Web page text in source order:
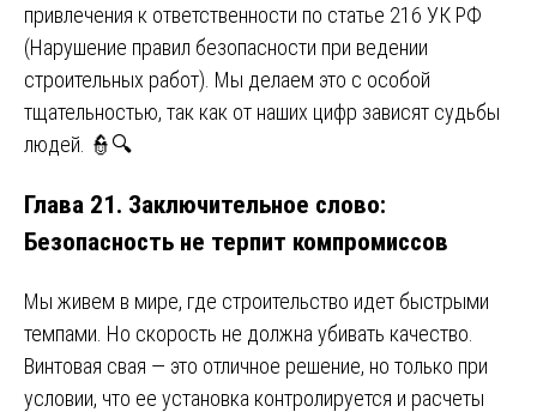
привлечения к ответственности по статье 216 УК РФ
(Нарушение правил безопасности при ведении
строительных работ). Мы делаем это с особой
тщательностью, так как от наших цифр зависят судьбы
людей. 👮🔍
Глава 21. Заключительное слово:
Безопасность не терпит компромиссов
Мы живем в мире, где строительство идет быстрыми
темпами. Но скорость не должна убивать качество.
Винтовая свая — это отличное решение, но только при
условии, что ее установка контролируется и расчеты